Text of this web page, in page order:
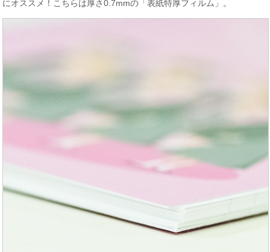
にオススメ！こちらは厚さ0.7mmの「表紙特厚フィルム」。